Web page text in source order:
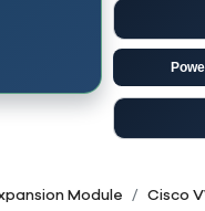
Module Cisco